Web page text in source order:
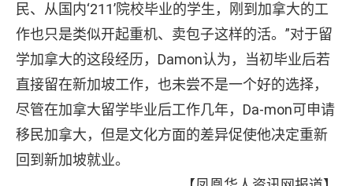
民、从国内‘211’院校毕业的学生，刚到加拿大的工
作也只是类似开起重机、卖包子这样的活。”对于留
学加拿大的这段经历，Damon认为，当初毕业后若
直接留在新加坡工作，也未尝不是一个好的选择，
尽管在加拿大留学毕业后工作几年，Da-mon可申请
移民加拿大，但是文化方面的差异促使他决定重新
回到新加坡就业。